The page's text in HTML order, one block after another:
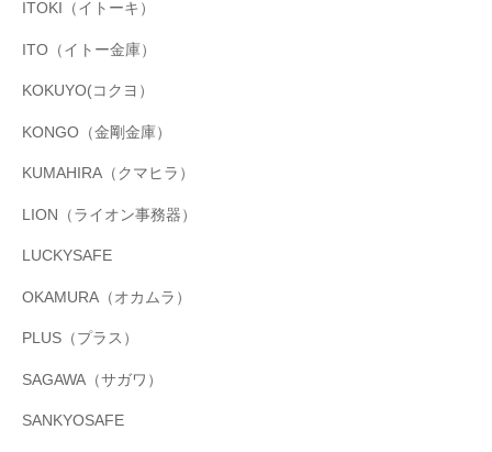
ITOKI（イトーキ）
ITO（イトー金庫）
KOKUYO(コクヨ）
KONGO（金剛金庫）
KUMAHIRA（クマヒラ）
LION（ライオン事務器）
LUCKYSAFE
OKAMURA（オカムラ）
PLUS（プラス）
SAGAWA（サガワ）
SANKYOSAFE